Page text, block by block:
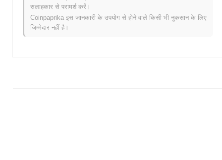
कार्रवाई में अस्थायी पिछड़ापन का संकेत देता है।
सलाहकार से परामर्श करें।
Coinpaprika इस जानकारी के उपयोग से होने वाले किसी भी नुकसान के लिए
जिम्मेदार नहीं है।